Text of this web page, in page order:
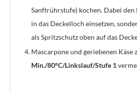
Sanftrührstufe) kochen. Dabei
in das Deckelloch einsetzen,
als Spritzschutz oben auf das
Mascarpone und geriebenen Käse
Min./80°C/Linkslauf/Stufe 1